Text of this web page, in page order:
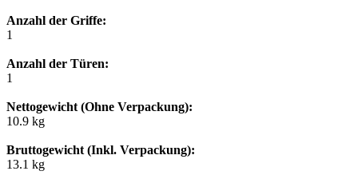
Anzahl der Griffe:
1
Anzahl der Türen:
1
Nettogewicht (Ohne Verpackung):
10.9 kg
Bruttogewicht (Inkl. Verpackung):
13.1 kg